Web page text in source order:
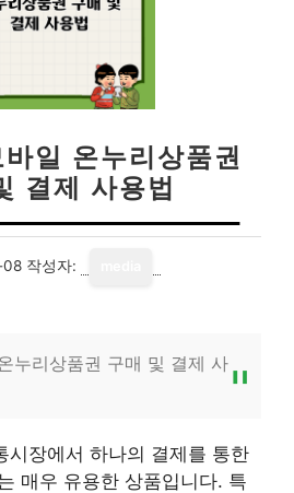
일 온누리상품권
결제 사용법
08 작성자:
누리상품권 구매 및 결제 사
시장에서 하나의 결제를 통한
매우 유용한 상품입니다. 특